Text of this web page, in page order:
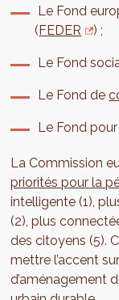
Le Fond
(FEDER ) ;
Le Fond
Le Fond de
Le Fond
La Commission
priorités pour la
intelligente (1),
(2), plus
des citoyens (5).
mettre l’accent
d’aménagement